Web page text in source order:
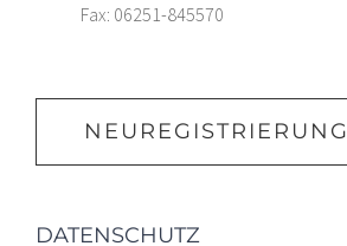
Fax: 06251-845570
NEUREGISTRIERUNG
DATENSCHUTZ